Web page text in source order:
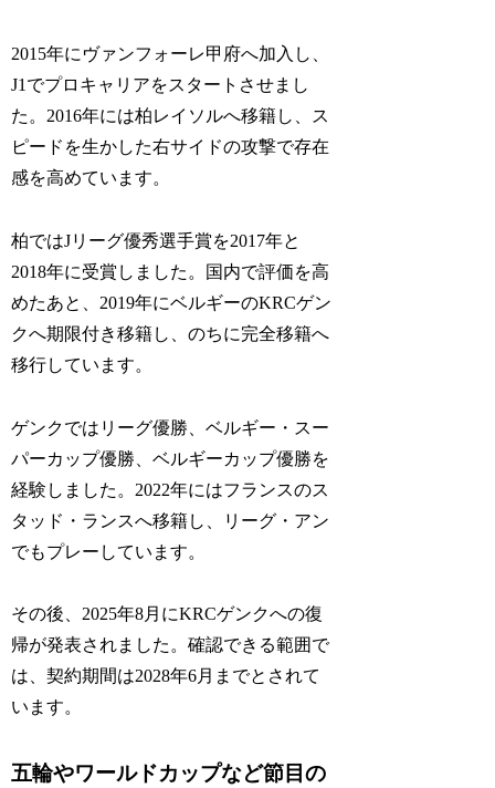
2015年にヴァンフォーレ甲府へ加入し、
J1でプロキャリアをスタートさせまし
た。2016年には柏レイソルへ移籍し、ス
ピードを生かした右サイドの攻撃で存在
感を高めています。
柏ではJリーグ優秀選手賞を2017年と
2018年に受賞しました。国内で評価を高
めたあと、2019年にベルギーのKRCゲン
クへ期限付き移籍し、のちに完全移籍へ
移行しています。
ゲンクではリーグ優勝、ベルギー・スー
パーカップ優勝、ベルギーカップ優勝を
経験しました。2022年にはフランスのス
タッド・ランスへ移籍し、リーグ・アン
でもプレーしています。
その後、2025年8月にKRCゲンクへの復
帰が発表されました。確認できる範囲で
は、契約期間は2028年6月までとされて
います。
五輪やワールドカップなど節目の